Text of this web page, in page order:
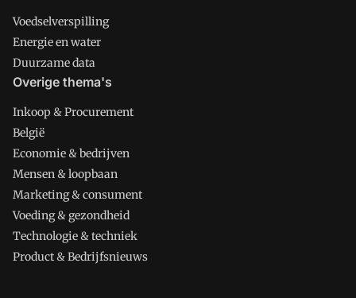
Voedselverspilling
Energie en water
Duurzame data
Overige thema's
Inkoop & Procurement
België
Economie & bedrijven
Mensen & loopbaan
Marketing & consument
Voeding & gezondheid
Technologie & techniek
Product & Bedrijfsnieuws